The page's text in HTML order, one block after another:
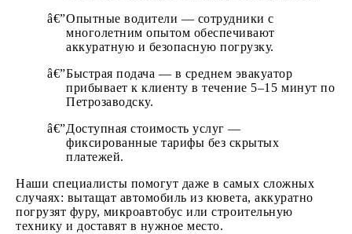
Опытные водители — сотрудники с
многолетним опытом обеспечивают
аккуратную и безопасную погрузку.
Быстрая подача — в среднем эвакуатор
прибывает к клиенту в течение 5–15 минут по
Петрозаводску.
Доступная стоимость услуг —
фиксированные тарифы без скрытых
платежей.
Наши специалисты помогут даже в самых сложных
случаях: вытащат автомобиль из кювета, аккуратно
погрузят фуру, микроавтобус или строительную
технику и доставят в нужное место.